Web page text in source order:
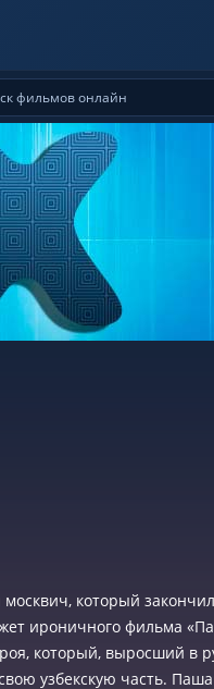
который
ироничного фильма
который, выросший в
узбекскую часть.